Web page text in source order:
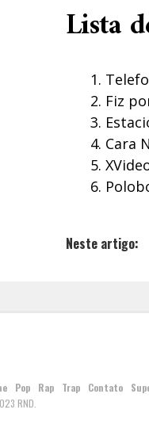
Lista
Fiz
Cara
Neste artigo:
Pop Rap Trap Contato
RND.